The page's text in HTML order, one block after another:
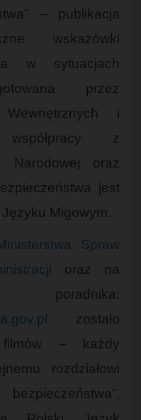
– publikacja
wskazówki
w sytuacjach
przez
i
z
Narodowej oraz
jest
Migowym.
Spraw
oraz na
zostało
filmów – każdy
rozdziałowi